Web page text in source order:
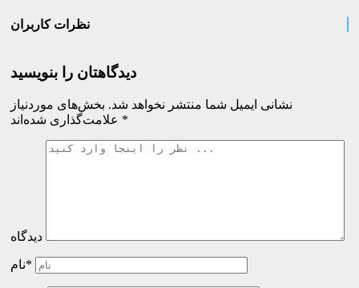
نظرات کاربران
دیدگاهتان را بنویسید
نشانی ایمیل شما منتشر نخواهد شد. بخش‌های موردنیاز
*
دیدگاه
نام*